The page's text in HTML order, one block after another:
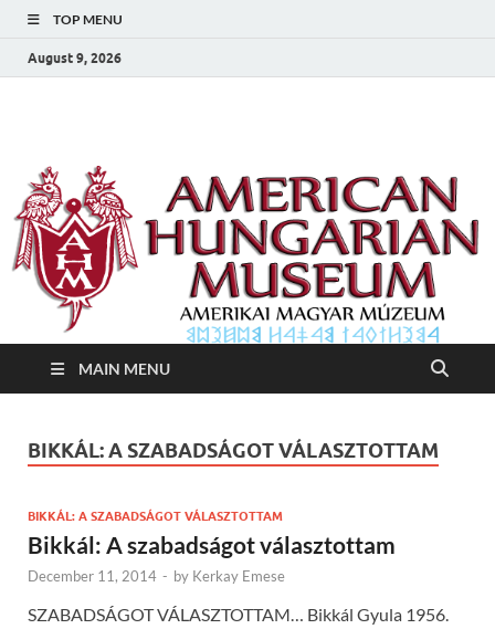
TOP MENU
August 9, 2026
Amerikai Magyar
Múzeum
MAIN MENU
BIKKÁL: A SZABADSÁGOT VÁLASZTOTTAM
BIKKÁL: A SZABADSÁGOT VÁLASZTOTTAM
Bikkál: A szabadságot választottam
December 11, 2014 - by Kerkay Emese
SZABADSÁGOT VÁLASZTOTTAM… Bikkál Gyula 1956.